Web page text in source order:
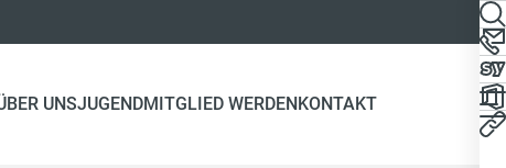
UNSJUGENDMITGLIED WERDENKONTAKT